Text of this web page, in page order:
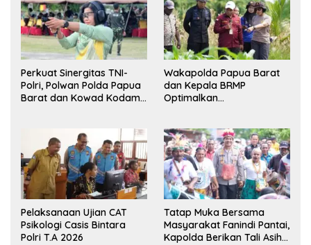
Perkuat Sinergitas TNI-
Polri, Polwan Polda Papua
Barat dan Kowad Kodam
Persahabatan
Wakapolda Papua Barat
dan Kepala BRMP
Optimalkan
Pangan Papua Barat
Pelaksanaan Ujian CAT
Psikologi Casis Bintara
Polri T.A 2026
Tatap Muka Bersama
Masyarakat Fanindi Pantai,
Kapolda Berikan Tali Asih